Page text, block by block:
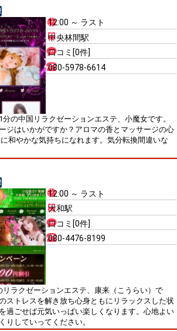
12:00 ～ ラスト
中央林間駅
口コミ[0件]
080-5978-6614
の中国リラクゼーションエステ、小魔女です。
ジはいかがですか？アロマの香とマッサージの心
和やかな気持ちになれます。気分転換間違いな
12:00 ～ ラスト
大和駅
口コミ[0件]
080-4476-8199
リラクゼーションエステ、康来（こうらい）で
ストレスを解き放ち心身ともにリラックスした状
過ごせば元気いっぱい楽しくなります。心地よい
りしていってください。